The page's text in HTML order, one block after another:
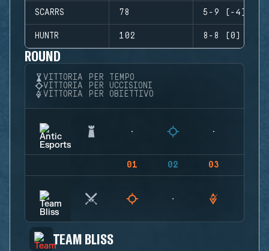
SCARRS 78 5-9 (-4)
HUNTR 102 8-8 (0)
ROUND
VITTORIA PER TEMPO
VITTORIA PER UCCISIONI
VITTORIA PER OBIETTIVO
01 02 03
TEAM BLISS